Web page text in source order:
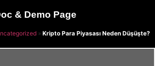
& Demo Page
» Kripto Para Piyasası Neden Düşüşte?